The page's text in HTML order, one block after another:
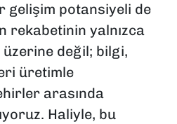
gelişim potansiyeli de
rekabetinin yalnızca
değil; bilgi,
üretimle
arasında
Haliyle, bu